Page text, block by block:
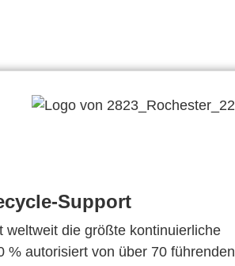
Support
weltweit die größte kontinuierliche
% autorisiert von über 70 führenden